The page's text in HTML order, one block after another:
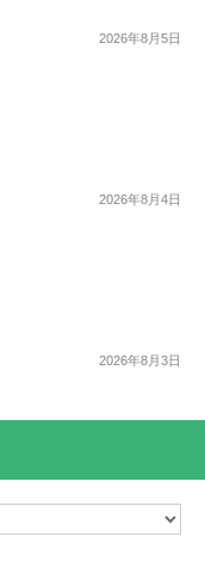
2026年8月5日
2026年8月4日
2026年8月3日